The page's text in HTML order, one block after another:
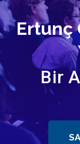
Ertunç
Bir